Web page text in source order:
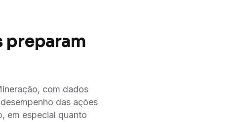
preparam
com dados
das ações
em especial quanto